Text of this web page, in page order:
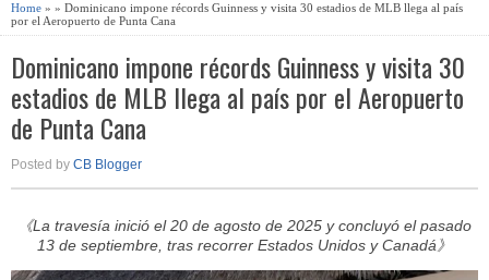
Home » » Dominicano impone récords Guinness y visita 30 estadios de MLB llega al país
por el Aeropuerto de Punta Cana
Dominicano impone récords Guinness y visita 30
estadios de MLB llega al país por el Aeropuerto
de Punta Cana
Posted by CB Blogger
《La travesía inició el 20 de agosto de 2025 y concluyó el pasado
13 de septiembre, tras recorrer Estados Unidos y Canadá》